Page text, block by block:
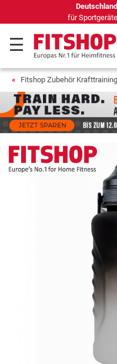
69 Fachmärkte
Fitshop Zubehör Krafttraining